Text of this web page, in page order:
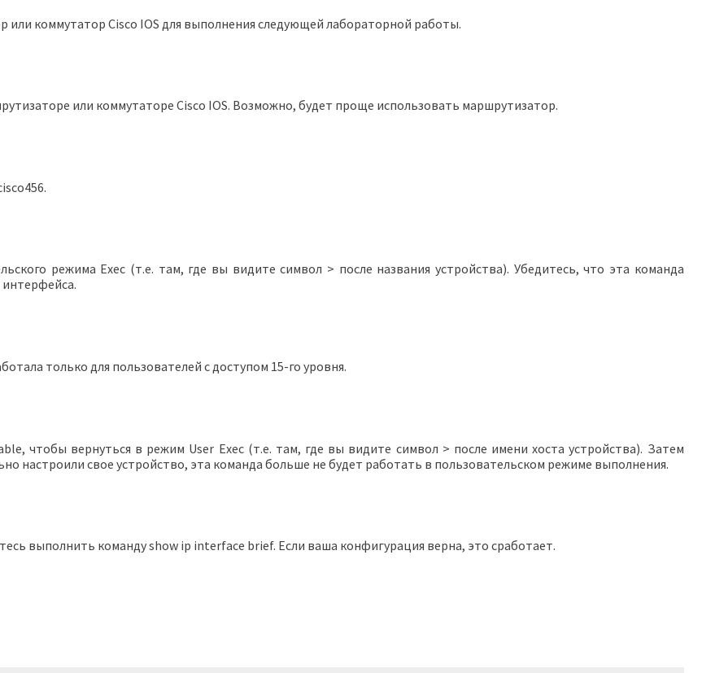
коммутатор Cisco IOS для выполнения следующей лабораторной работы.
или коммутаторе Cisco IOS. Возможно, будет проще использовать маршрутизатор.
режима Exec (т.е. там, где вы видите символ > после названия устройства). Убедитесь, что эта команда
только для пользователей с доступом 15-го уровня.
чтобы вернуться в режим User Exec (т.е. там, где вы видите символ > после имени хоста устройства). Затем
настроили свое устройство, эта команда больше не будет работать в пользовательском режиме выполнения.
выполнить команду show ip interface brief. Если ваша конфигурация верна, это сработает.